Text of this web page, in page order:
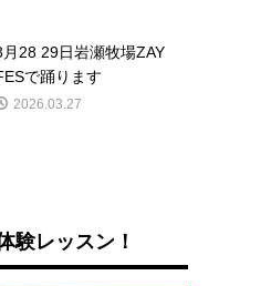
月28 29日岩瀬牧場ZAY
で踊ります
2026.03.27
験レッスン！